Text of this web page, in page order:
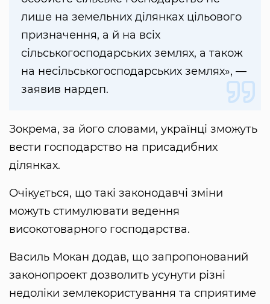
лише на земельних ділянках цільового
призначення, а й на всіх
сільськогосподарських землях, а також
на несільськогосподарських землях», —
заявив нардеп.
Зокрема, за його словами, українці зможуть
вести господарство на присадибних
ділянках.
Очікується, що такі законодавчі зміни
можуть стимулювати ведення
високотоварного господарства.
Василь Мокан додав, що запропонований
законопроект дозволить усунути різні
недоліки землекористування та сприятиме